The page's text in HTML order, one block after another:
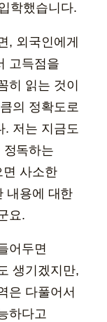
학했습니다.
, 외국인에게
고득점을
히 읽는 것이
의 정확도로
. 저는 지금도
정독하는
면 사소한
내용에 대한
요.
어두면
생기겠지만,
은 다풀어서
하다고